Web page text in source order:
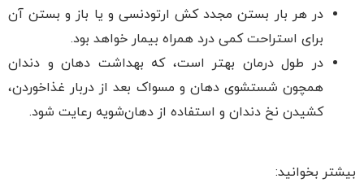
در هر بار بستن مجدد کش ارتودنسی و یا باز و بستن آن
برای استراحت کمی درد همراه بیمار خواهد بود.
در طول درمان بهتر است، که بهداشت دهان و دندان
همچون شستشوی دهان و مسواک بعد از دربار غذاخوردن،
کشیدن نخ دندان و استفاده از دهان‌شویه رعایت شود.
بیشتر بخوانید: